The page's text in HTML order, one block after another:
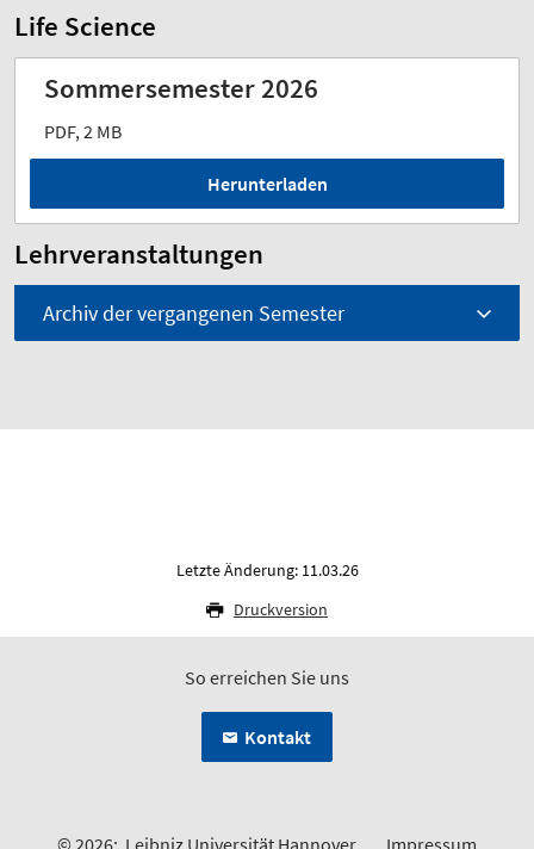
Life Science
Sommersemester 2026
PDF, 2 MB
Herunterladen
Lehrveranstaltungen
Archiv der vergangenen Semester
Letzte Änderung: 11.03.26
Druckversion
So erreichen Sie uns
Kontakt